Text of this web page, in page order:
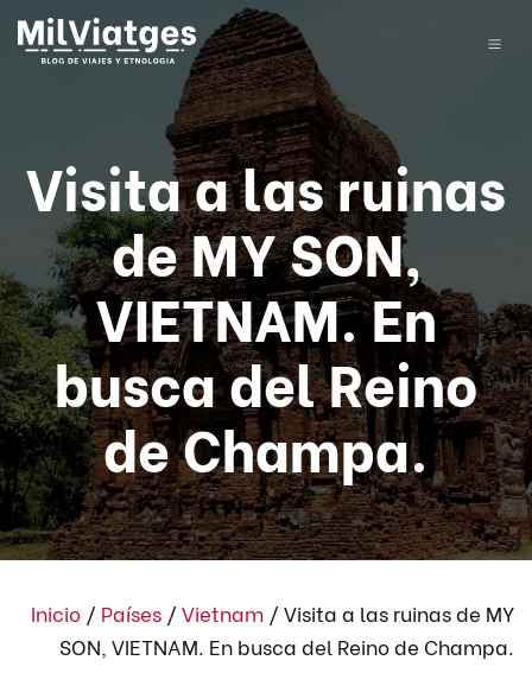
Visita a las ruinas
de MY SON,
VIETNAM. En
busca del Reino
de Champa.
Inicio / Países / Vietnam / Visita a las ruinas de MY
SON, VIETNAM. En busca del Reino de Champa.